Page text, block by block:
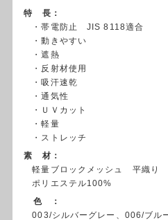
特 長：
・帯電防止 JIS 8118適合
・動きやすい
・遮熱
・反射材使用
・吸汗速乾
・通気性
・ＵＶカット
・軽量
・ストレッチ
素 材：
軽量ブロックメッシュ 平織り
ポリエステル100%
色 ：
003/シルバーグレー、006/ブル